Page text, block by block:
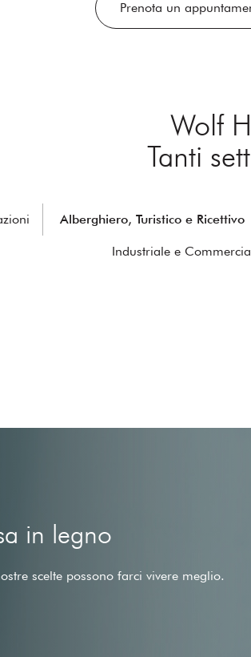
Prenota un
Wolf
Tanti
Alberghiero, Turistico e Ricettivo
Industriale e
in legno
scelte possono farci vivere meglio.